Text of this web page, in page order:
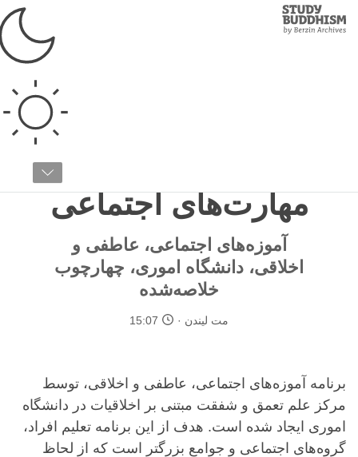
Study
Buddhism
آموزه‌ اس ای ای: ایجاد
مهارت‌های اجتماعی
آموزه‌های اجتماعی، عاطفی و
اخلاقی، دانشگاه اموری، چهارچوب
خلاصه‌شده
مت لیندن 15:07
برنامه آموزه‌های اجتماعی، عاطفی و اخلاقی، توسط
مرکز علم تعمق و شفقت مبتنی بر اخلاقیات در دانشگاه
اموری ایجاد شده است. هدف از این برنامه تعلیم افراد،
گروه‌های اجتماعی و جوامع بزرگتر است که از لحاظ